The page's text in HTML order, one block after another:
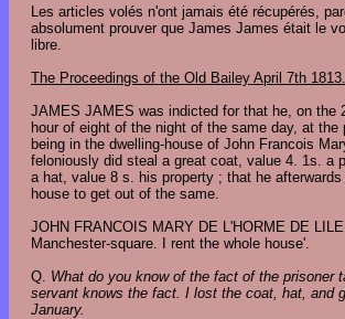
Les articles volés n'ont jamais été récupérés,
absolument prouver que James James était le
libre.
The Proceedings of the Old Bailey April 7th
JAMES JAMES was indicted for that he, on the
hour of eight of the night of the same day, at
being in the dwelling-house of John Francois
feloniously did steal a great coat, value 4. 1s. a
a hat, value 8 s. his property ; that he
house to get out of the same.
JOHN FRANCOIS MARY DE L'HORME DE
Manchester-square. I rent the whole house'.
Q. What do you know of the fact of the prisoner
servant knows the fact. I lost the coat, hat, and
January.